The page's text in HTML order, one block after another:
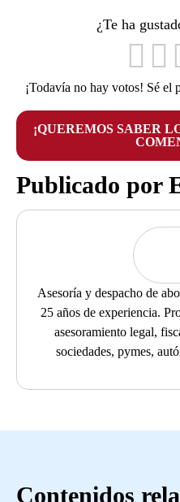
¿Te ha
¡Todavía no hay votos! Sé el
¡QUEREMOS SABER
Publicado por
Asesoría y despacho de
25 años de experiencia.
asesoramiento legal,
sociedades, pymes,
Contenidos